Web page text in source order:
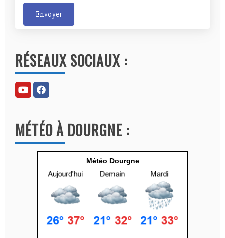
Envoyer
t
e
r
n
t
i
RÉSEAUX SOCIAUX :
MÉTÉO À DOURGNE :
Météo Dourgne